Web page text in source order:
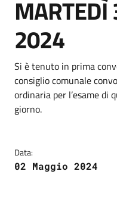
MARTEDÌ
2024
Dettagli
Si è tenuto in prima
consiglio comunale
ordinaria per l’esame di
giorno.
Data:
02 Maggio 2024